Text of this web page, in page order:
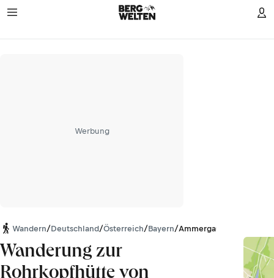
Werbung
Wandern/Deutschland/Österreich/Bayern/Ammergauer Alpen
Wanderung zur
Rohrkopfhütte von